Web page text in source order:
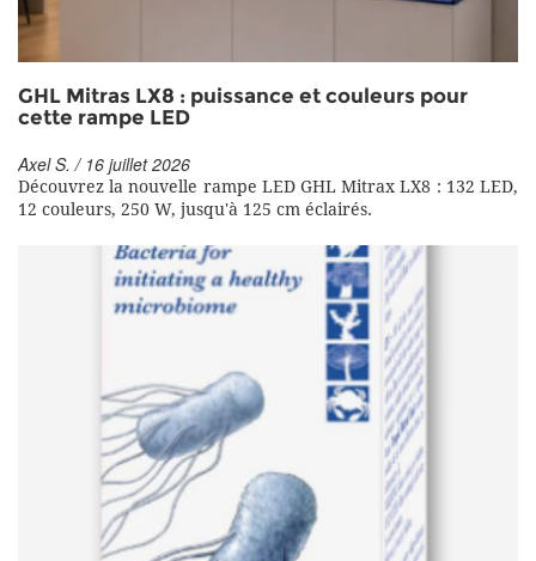
GHL Mitras LX8 : puissance et couleurs pour
cette rampe LED
Axel S. / 16 juillet 2026
Découvrez la nouvelle rampe LED GHL Mitrax LX8 : 132 LED,
12 couleurs, 250 W, jusqu'à 125 cm éclairés.